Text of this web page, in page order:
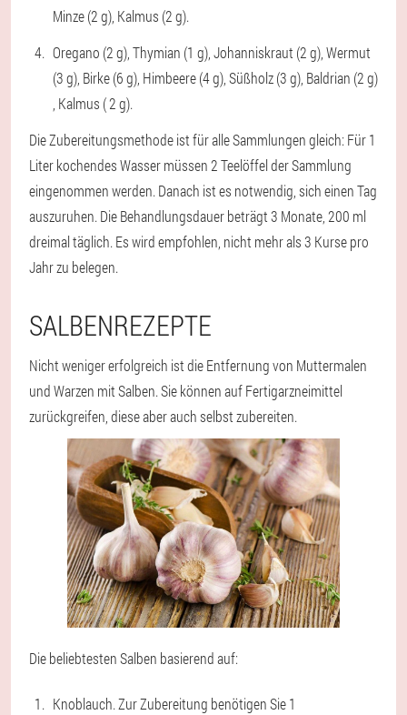
Minze (2 g), Kalmus (2 g).
Oregano (2 g), Thymian (1 g), Johanniskraut (2 g), Wermut
(3 g), Birke (6 g), Himbeere (4 g), Süßholz (3 g), Baldrian (2 g)
, Kalmus ( 2 g).
Die Zubereitungsmethode ist für alle Sammlungen gleich: Für 1
Liter kochendes Wasser müssen 2 Teelöffel der Sammlung
eingenommen werden. Danach ist es notwendig, sich einen Tag
auszuruhen. Die Behandlungsdauer beträgt 3 Monate, 200 ml
dreimal täglich. Es wird empfohlen, nicht mehr als 3 Kurse pro
Jahr zu belegen.
SALBENREZEPTE
Nicht weniger erfolgreich ist die Entfernung von Muttermalen
und Warzen mit Salben. Sie können auf Fertigarzneimittel
zurückgreifen, diese aber auch selbst zubereiten.
Die beliebtesten Salben basierend auf:
Knoblauch. Zur Zubereitung benötigen Sie 1